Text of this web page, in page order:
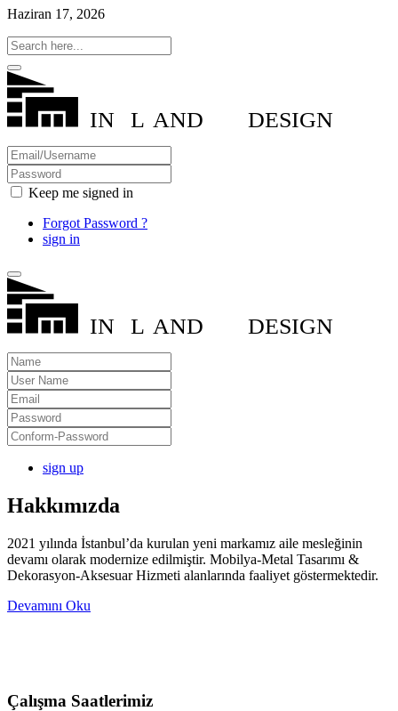
Haziran 17, 2026
IN L AND DESIGN
Keep me signed in
Forgot Password ?
sign in
IN L AND DESIGN
sign up
Hakkımızda
2021 yılında İstanbul’da kurulan yeni markamız aile mesleğinin
devamı olarak modernize edilmiştir. Mobilya-Metal Tasarımı &
Dekorasyon-Aksesuar Hizmeti alanlarında faaliyet göstermektedir.
Devamını Oku
Çalışma Saatlerimiz